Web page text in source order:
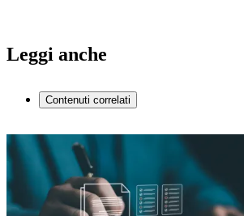
Leggi anche
Contenuti correlati